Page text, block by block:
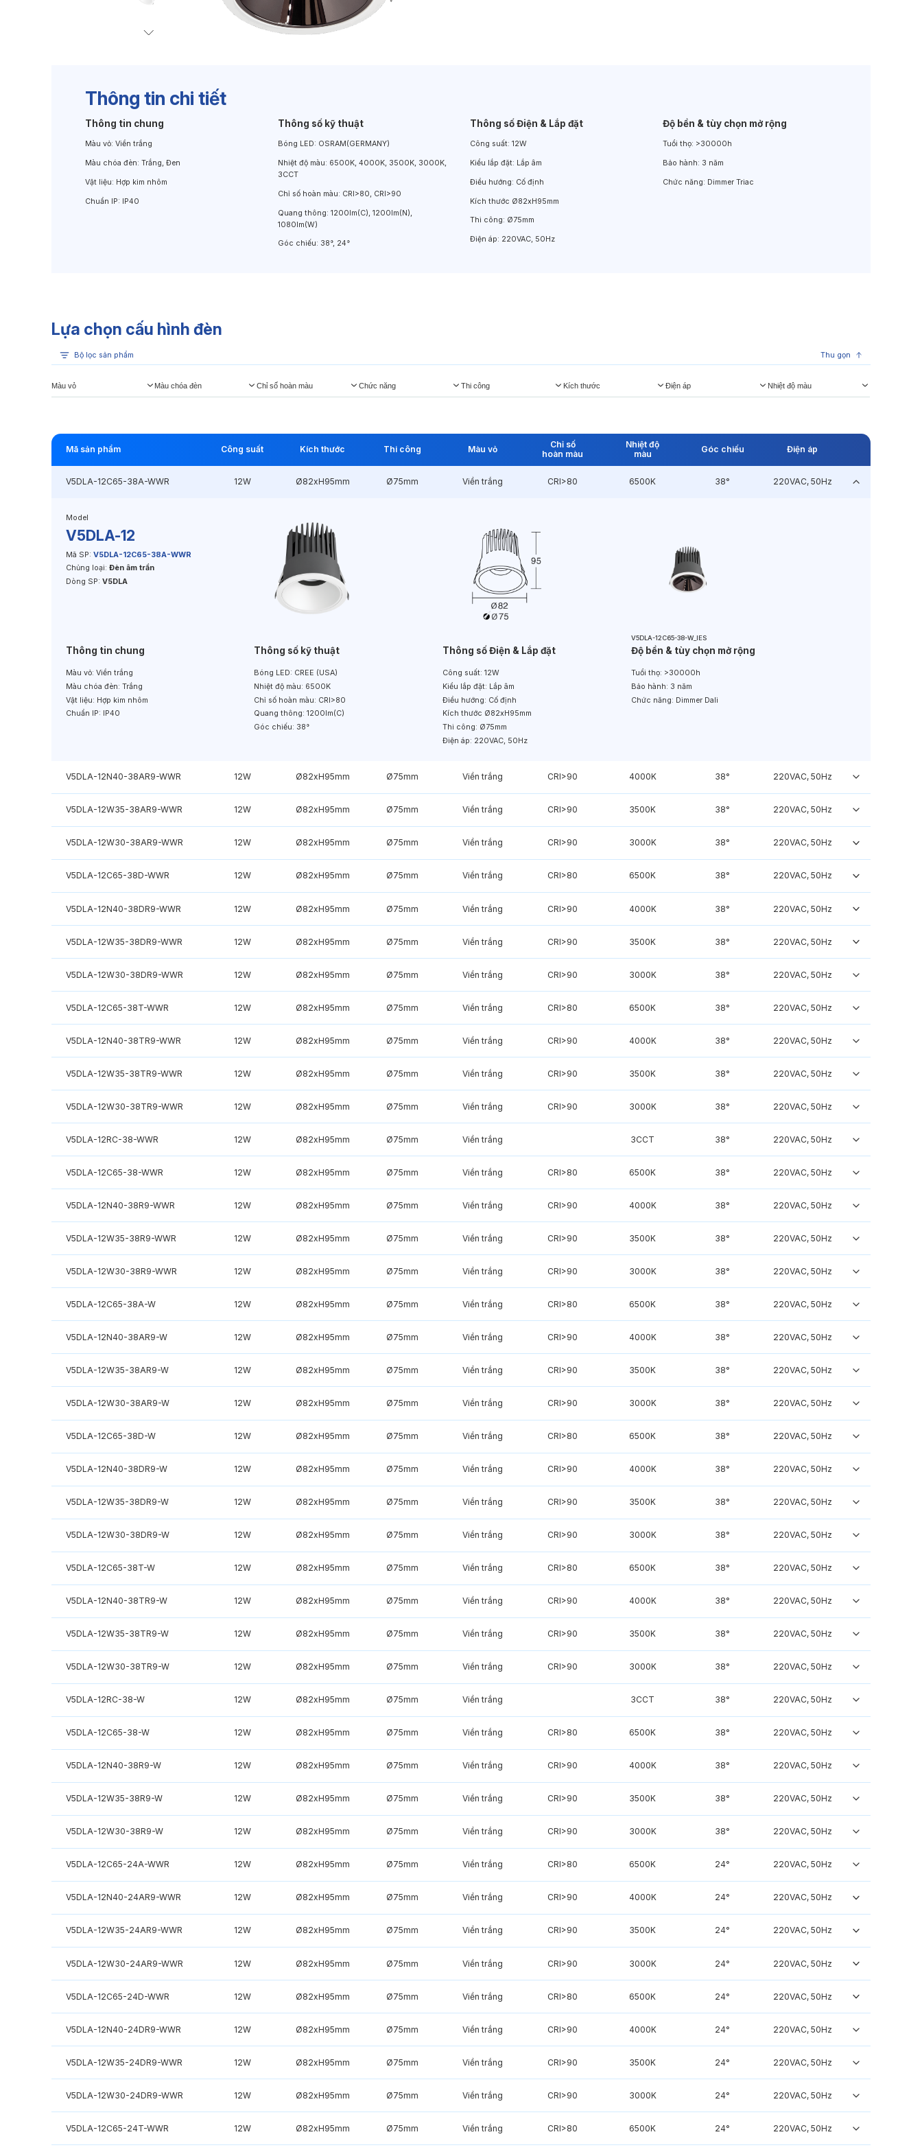
Thông tin chi tiết
Thông tin chung
Màu vỏ: Viền trắng
Màu chóa đèn: Trắng, Đen
Vật liệu: Hợp kim nhôm
Chuẩn IP: IP40
Thông số kỹ thuật
Bóng LED: OSRAM(GERMANY)
Nhiệt độ màu: 6500K, 4000K, 3500K, 3000K,
3CCT
Chỉ số hoàn màu: CRI>80, CRI>90
Quang thông: 1200lm(C), 1200lm(N),
1080lm(W)
Góc chiếu: 38°, 24°
Thông số Điện & Lắp đặt
Công suất:12W
Kiểu lắp đặt: Lắp âm
Điều hướng: Cố định
Kích thước Ø82xH95mm
Thi công: Ø75mm
Điện áp: 220VAC, 50Hz
Độ bền & tùy chọn mở rộng
Tuổi thọ: >30000h
Bảo hành: 3 năm
Chức năng: Dimmer Triac
Lựa chọn cấu hình đèn
Bộ lọc sản phẩm Thu gọn
Màu vỏ Màu chóa đèn Chỉ số hoàn màu Chức năng Thi công Kích thước Điện áp Nhiệt độ màu
Mã sản phẩm Công suất Kích thước Thi công Màu vỏ
Chỉ số
hoàn màu
Nhiệt độ
màu
Góc chiếu Điện áp
V5DLA-12C65-38A-WWR 12W Ø82xH95mm Ø75mm Viền trắng CRI>80 6500K 38° 220VAC, 50Hz
Model
V5DLA-12
Mã SP: V5DLA-12C65-38A-WWR
Chủng loại: Đèn âm trần
Dòng SP: V5DLA
V5DLA-12C65-38-W_IES
Thông tin chung
Màu vỏ: Viền trắng
Màu chóa đèn: Trắng
Vật liệu: Hợp kim nhôm
Chuẩn IP:
IP40
Thông số kỹ thuật
Bóng LED: CREE (USA)
Nhiệt độ màu: 6500K
Chỉ số hoàn màu: CRI>80
Quang thông: 1200lm(C)
Góc chiếu: 38°
Thông số Điện & Lắp đặt
Công suất: 12W
Kiểu lắp đặt: Lắp âm
Điều hướng: Cố định
Kích thước Ø82xH95mm
Thi công: Ø75mm
Điện áp: 220VAC, 50Hz
Độ bền & tùy chọn mở rộng
Tuổi thọ: >30000h
Bảo hành: 3 năm
Chức năng: Dimmer Dali
V5DLA-12N40-38AR9-WWR 12W Ø82xH95mm Ø75mm Viền trắng CRI>90 4000K 38° 220VAC, 50Hz
V5DLA-12W35-38AR9-WWR 12W Ø82xH95mm Ø75mm Viền trắng CRI>90 3500K 38° 220VAC, 50Hz
V5DLA-12W30-38AR9-WWR 12W Ø82xH95mm Ø75mm Viền trắng CRI>90 3000K 38° 220VAC, 50Hz
V5DLA-12C65-38D-WWR 12W Ø82xH95mm Ø75mm Viền trắng CRI>80 6500K 38° 220VAC, 50Hz
V5DLA-12N40-38DR9-WWR 12W Ø82xH95mm Ø75mm Viền trắng CRI>90 4000K 38° 220VAC, 50Hz
V5DLA-12W35-38DR9-WWR 12W Ø82xH95mm Ø75mm Viền trắng CRI>90 3500K 38° 220VAC, 50Hz
V5DLA-12W30-38DR9-WWR 12W Ø82xH95mm Ø75mm Viền trắng CRI>90 3000K 38° 220VAC, 50Hz
V5DLA-12C65-38T-WWR 12W Ø82xH95mm Ø75mm Viền trắng CRI>80 6500K 38° 220VAC, 50Hz
V5DLA-12N40-38TR9-WWR 12W Ø82xH95mm Ø75mm Viền trắng CRI>90 4000K 38° 220VAC, 50Hz
V5DLA-12W35-38TR9-WWR 12W Ø82xH95mm Ø75mm Viền trắng CRI>90 3500K 38° 220VAC, 50Hz
V5DLA-12W30-38TR9-WWR 12W Ø82xH95mm Ø75mm Viền trắng CRI>90 3000K 38° 220VAC, 50Hz
V5DLA-12RC-38-WWR 12W Ø82xH95mm Ø75mm Viền trắng 3CCT 38° 220VAC, 50Hz
V5DLA-12C65-38-WWR 12W Ø82xH95mm Ø75mm Viền trắng CRI>80 6500K 38° 220VAC, 50Hz
V5DLA-12N40-38R9-WWR 12W Ø82xH95mm Ø75mm Viền trắng CRI>90 4000K 38° 220VAC, 50Hz
V5DLA-12W35-38R9-WWR 12W Ø82xH95mm Ø75mm Viền trắng CRI>90 3500K 38° 220VAC, 50Hz
V5DLA-12W30-38R9-WWR 12W Ø82xH95mm Ø75mm Viền trắng CRI>90 3000K 38° 220VAC, 50Hz
V5DLA-12C65-38A-W 12W Ø82xH95mm Ø75mm Viền trắng CRI>80 6500K 38° 220VAC, 50Hz
V5DLA-12N40-38AR9-W 12W Ø82xH95mm Ø75mm Viền trắng CRI>90 4000K 38° 220VAC, 50Hz
V5DLA-12W35-38AR9-W 12W Ø82xH95mm Ø75mm Viền trắng CRI>90 3500K 38° 220VAC, 50Hz
V5DLA-12W30-38AR9-W 12W Ø82xH95mm Ø75mm Viền trắng CRI>90 3000K 38° 220VAC, 50Hz
V5DLA-12C65-38D-W 12W Ø82xH95mm Ø75mm Viền trắng CRI>80 6500K 38° 220VAC, 50Hz
V5DLA-12N40-38DR9-W 12W Ø82xH95mm Ø75mm Viền trắng CRI>90 4000K 38° 220VAC, 50Hz
V5DLA-12W35-38DR9-W 12W Ø82xH95mm Ø75mm Viền trắng CRI>90 3500K 38° 220VAC, 50Hz
V5DLA-12W30-38DR9-W 12W Ø82xH95mm Ø75mm Viền trắng CRI>90 3000K 38° 220VAC, 50Hz
V5DLA-12C65-38T-W 12W Ø82xH95mm Ø75mm Viền trắng CRI>80 6500K 38° 220VAC, 50Hz
V5DLA-12N40-38TR9-W 12W Ø82xH95mm Ø75mm Viền trắng CRI>90 4000K 38° 220VAC, 50Hz
V5DLA-12W35-38TR9-W 12W Ø82xH95mm Ø75mm Viền trắng CRI>90 3500K 38° 220VAC, 50Hz
V5DLA-12W30-38TR9-W 12W Ø82xH95mm Ø75mm Viền trắng CRI>90 3000K 38° 220VAC, 50Hz
V5DLA-12RC-38-W 12W Ø82xH95mm Ø75mm Viền trắng 3CCT 38° 220VAC, 50Hz
V5DLA-12C65-38-W 12W Ø82xH95mm Ø75mm Viền trắng CRI>80 6500K 38° 220VAC, 50Hz
V5DLA-12N40-38R9-W 12W Ø82xH95mm Ø75mm Viền trắng CRI>90 4000K 38° 220VAC, 50Hz
V5DLA-12W35-38R9-W 12W Ø82xH95mm Ø75mm Viền trắng CRI>90 3500K 38° 220VAC, 50Hz
V5DLA-12W30-38R9-W 12W Ø82xH95mm Ø75mm Viền trắng CRI>90 3000K 38° 220VAC, 50Hz
V5DLA-12C65-24A-WWR 12W Ø82xH95mm Ø75mm Viền trắng CRI>80 6500K 24° 220VAC, 50Hz
V5DLA-12N40-24AR9-WWR 12W Ø82xH95mm Ø75mm Viền trắng CRI>90 4000K 24° 220VAC, 50Hz
V5DLA-12W35-24AR9-WWR 12W Ø82xH95mm Ø75mm Viền trắng CRI>90 3500K 24° 220VAC, 50Hz
V5DLA-12W30-24AR9-WWR 12W Ø82xH95mm Ø75mm Viền trắng CRI>90 3000K 24° 220VAC, 50Hz
V5DLA-12C65-24D-WWR 12W Ø82xH95mm Ø75mm Viền trắng CRI>80 6500K 24° 220VAC, 50Hz
V5DLA-12N40-24DR9-WWR 12W Ø82xH95mm Ø75mm Viền trắng CRI>90 4000K 24° 220VAC, 50Hz
V5DLA-12W35-24DR9-WWR 12W Ø82xH95mm Ø75mm Viền trắng CRI>90 3500K 24° 220VAC, 50Hz
V5DLA-12W30-24DR9-WWR 12W Ø82xH95mm Ø75mm Viền trắng CRI>90 3000K 24° 220VAC, 50Hz
V5DLA-12C65-24T-WWR 12W Ø82xH95mm Ø75mm Viền trắng CRI>80 6500K 24° 220VAC, 50Hz